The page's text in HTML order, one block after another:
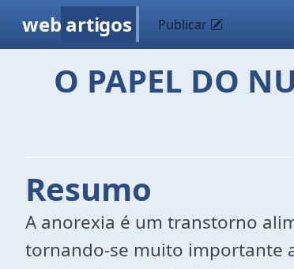
web artigos Publicar
O PAPEL DO
Resumo
A anorexia é um transtorno
tornando-se muito importante